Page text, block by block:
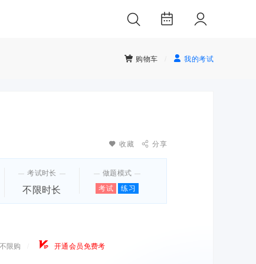
 购物车  我的考试
 收藏  分享
考试时长
不限时长
做题模式
考试
练习
不限购  开通会员免费考